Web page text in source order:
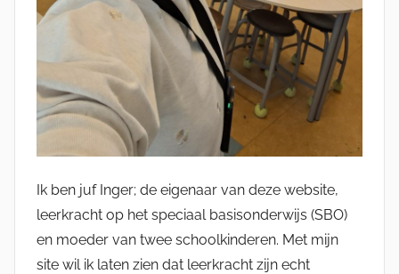
Ik ben juf Inger; de eigenaar van deze website,
leerkracht op het speciaal basisonderwijs (SBO)
en moeder van twee schoolkinderen. Met mijn
site wil ik laten zien dat leerkracht zijn echt